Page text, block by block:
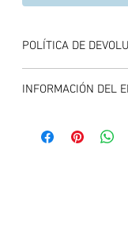
POLÍTICA DE
compra del producto,
INFORMACIÓN DEL
carrito de compras,